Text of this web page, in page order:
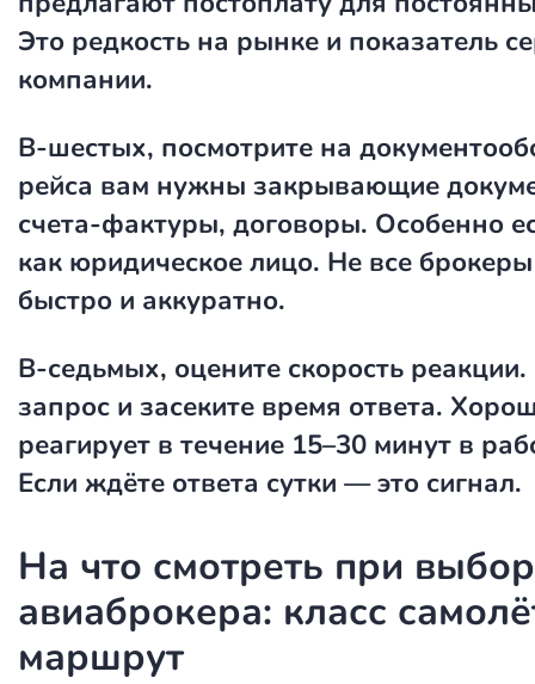
Это редкость на рынке и показатель
компании.
В-шестых, посмотрите на
рейса вам нужны закрывающие
счета-фактуры, договоры. Особенно
как юридическое лицо. Не все
быстро и аккуратно.
В-седьмых, оцените скорость
запрос и засеките время ответа.
реагирует в течение 15–30 минут в
Если ждёте ответа сутки — это сигнал.
На что смотреть при
авиаброкера: класс
маршрут